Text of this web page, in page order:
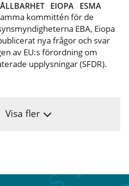
EIOPA ESMA
kommittén för de
EBA, Eiopa
nya frågor och svar
av EU:s förordning om
upplysningar (SFDR).
Visa fler